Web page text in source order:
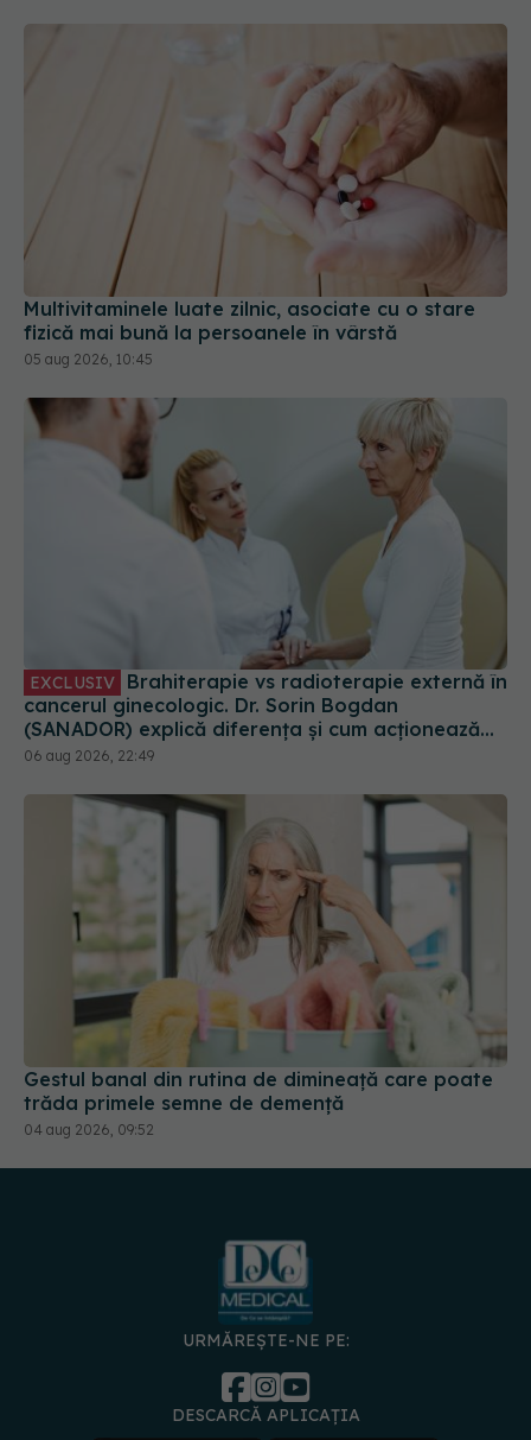
Multivitaminele luate zilnic, asociate cu o stare
fizică mai bună la persoanele în vârstă
05 aug 2026, 10:45
EXCLUSIV
cancerul ginecologic. Dr. Sorin Bogdan
(SANADOR) explică diferența și cum acționează
tratamentul
06 aug 2026, 22:49
Gestul banal din rutina de dimineață care poate
trăda primele semne de demență
04 aug 2026, 09:52
URMĂREȘTE-NE PE:
DESCARCĂ APLICAȚIA